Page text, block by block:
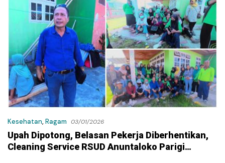
Kesehatan, Ragam 03/01/2026
Upah Dipotong, Belasan Pekerja Diberhentikan,
Cleaning Service RSUD Anuntaloko Parigi